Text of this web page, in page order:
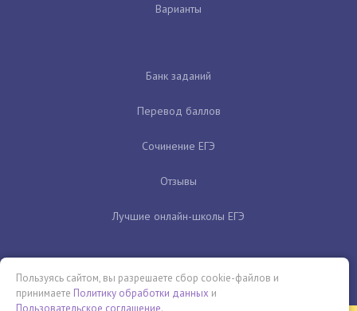
Варианты
Банк заданий
Перевод баллов
Сочинение ЕГЭ
Отзывы
Лучшие онлайн-школы ЕГЭ
Пользуясь сайтом, вы разрешаете сбор cookie-файлов и
принимаете Политику обработки данных и
Пользовательское соглашение.